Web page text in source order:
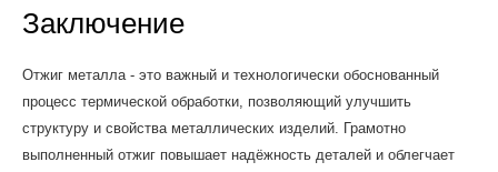
Заключение
Отжиг металла - это важный и технологически обоснованный
процесс термической обработки, позволяющий улучшить
структуру и свойства металлических изделий. Грамотно
выполненный отжиг повышает надёжность деталей и облегчает